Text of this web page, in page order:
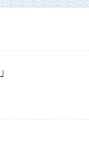
」